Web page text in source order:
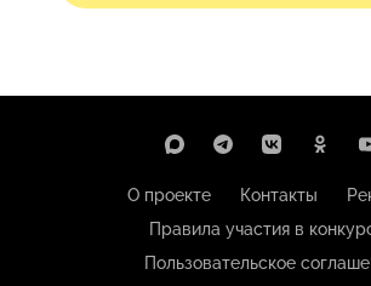
О проекте Контакты
Правила участия в
Пользовательское